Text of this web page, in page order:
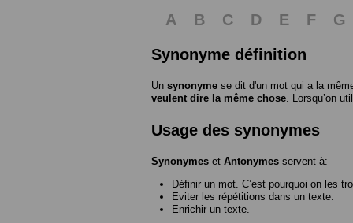
A B C D E F
G
Synonyme définition
Un synonyme se dit d'un mot qui a la
veulent dire la même chose . Lorsqu’on
Usage des synonymes
Synonymes et Antonymes servent à:
Définir un mot. C’est pourquoi on les
Eviter les répétitions dans un texte.
Enrichir un texte.